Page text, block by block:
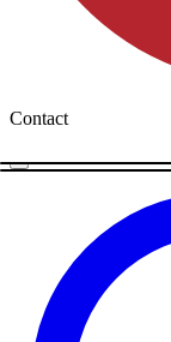
Contact